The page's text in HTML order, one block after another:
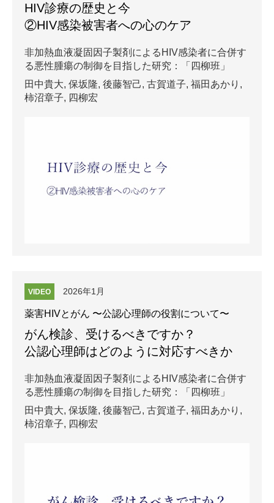
HIV診療の歴史と今
②HIV感染被害者への心のケア
非加熱血液凝固因子製剤によるHIV感染者に合併す
る悪性腫瘍の制御を目指した研究：「四柳班」
田中貴大, 保坂隆, 後藤智己, 古賀道子, 福田あかり,
柿沼章子, 四柳宏
VIDEO 2026年1月
薬害HIVとがん 〜公認心理師の役割について〜
がん検診、受けるべきですか？
公認心理師はどのように対応すべきか
非加熱血液凝固因子製剤によるHIV感染者に合併す
る悪性腫瘍の制御を目指した研究：「四柳班」
田中貴大, 保坂隆, 後藤智己, 古賀道子, 福田あかり,
柿沼章子, 四柳宏